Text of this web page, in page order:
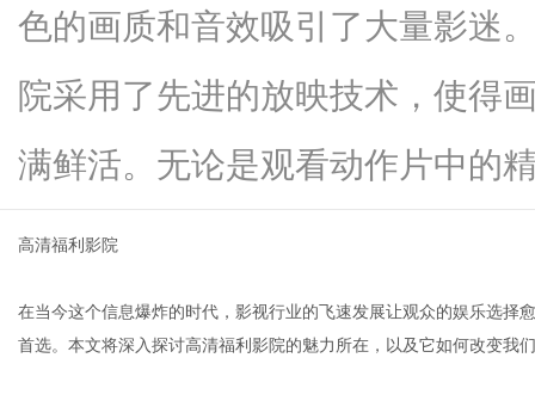
色的画质和音效吸引了大量影迷
院采用了先进的放映技术，使得
满鲜活。无论是观看动作片中的
高清福利影院
在当今这个信息爆炸的时代，影视行业的飞速发展让观众的娱乐选择
首选。本文将深入探讨高清福利影院的魅力所在，以及它如何改变我